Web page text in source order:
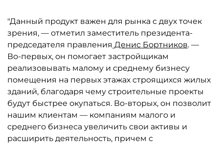
"Данный продукт важен для рынка с двух точек
зрения, — отметил заместитель президента-
председателя правления Денис Бортников. —
Во-первых, он помогает застройщикам
реализовывать малому и среднему бизнесу
помещения на первых этажах строящихся жилых
зданий, благодаря чему строительные проекты
будут быстрее окупаться. Во-вторых, он позволит
нашим клиентам — компаниям малого и
среднего бизнеса увеличить свои активы и
расширить деятельность, причем с